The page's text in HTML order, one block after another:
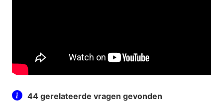
44 gerelateerde vragen gevonden